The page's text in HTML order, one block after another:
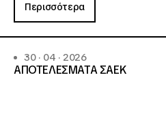
Περισσότερα
30 · 04 · 2026
ΑΠΟΤΕΛΕΣΜΑΤΑ ΣΑΕΚ